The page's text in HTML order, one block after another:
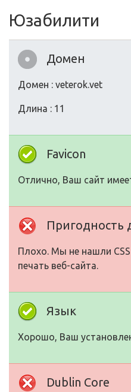
Юзабилити
Домен
Домен : veterok.vet
Длина : 11
Favicon
Отлично, Ваш сайт
Пригодность
Плохо. Мы не нашли
печать веб-сайта.
Язык
Хорошо, Ваш
Dublin Core